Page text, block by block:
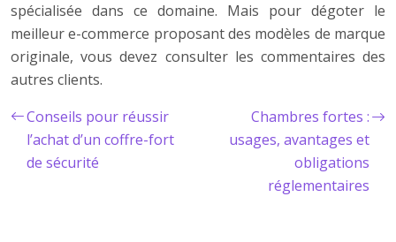
spécialisée dans ce domaine. Mais pour dégoter le
meilleur e-commerce proposant des modèles de marque
originale, vous devez consulter les commentaires des
autres clients.
Conseils pour réussir
l’achat d’un coffre-fort
de sécurité
Chambres fortes :
usages, avantages et
obligations
réglementaires